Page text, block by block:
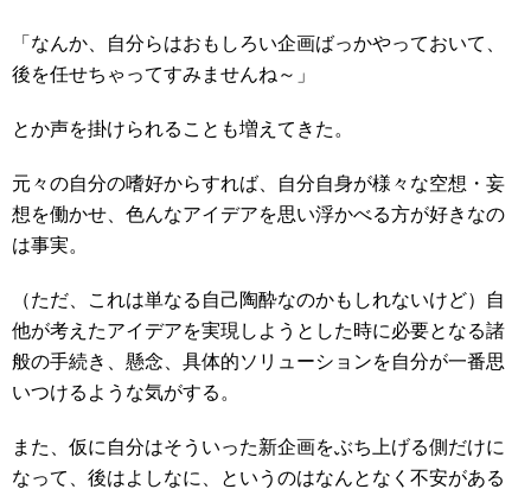
「なんか、自分らはおもしろい企画ばっかやっておいて、
後を任せちゃってすみませんね～」
とか声を掛けられることも増えてきた。
元々の自分の嗜好からすれば、自分自身が様々な空想・妄
想を働かせ、色んなアイデアを思い浮かべる方が好きなの
は事実。
（ただ、これは単なる自己陶酔なのかもしれないけど）自
他が考えたアイデアを実現しようとした時に必要となる諸
般の手続き、懸念、具体的ソリューションを自分が一番思
いつけるような気がする。
また、仮に自分はそういった新企画をぶち上げる側だけに
なって、後はよしなに、というのはなんとなく不安がある